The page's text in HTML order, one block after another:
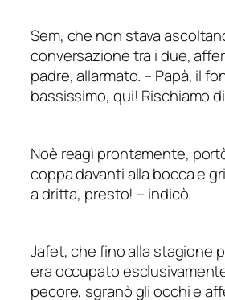
Sem, che non stava
conversazione tra i due,
padre, allarmato. – Papà, il
bassissimo, qui! Rischiamo
Noè reagì prontamente,
coppa davanti alla bocca e
a dritta, presto! – indicò.
Jafet, che fino alla stagione
era occupato
pecore, sgranò gli occhi e